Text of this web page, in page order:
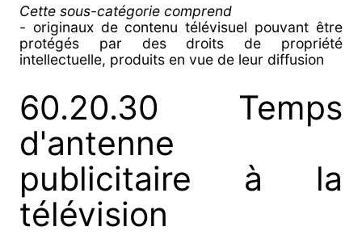
Cette sous-catégorie comprend
- originaux de contenu télévisuel pouvant être
protégés par des droits de propriété
intellectuelle, produits en vue de leur diffusion
60.20.30 Temps
d'antenne
publicitaire à la
télévision